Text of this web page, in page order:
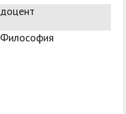
доцент
Философия